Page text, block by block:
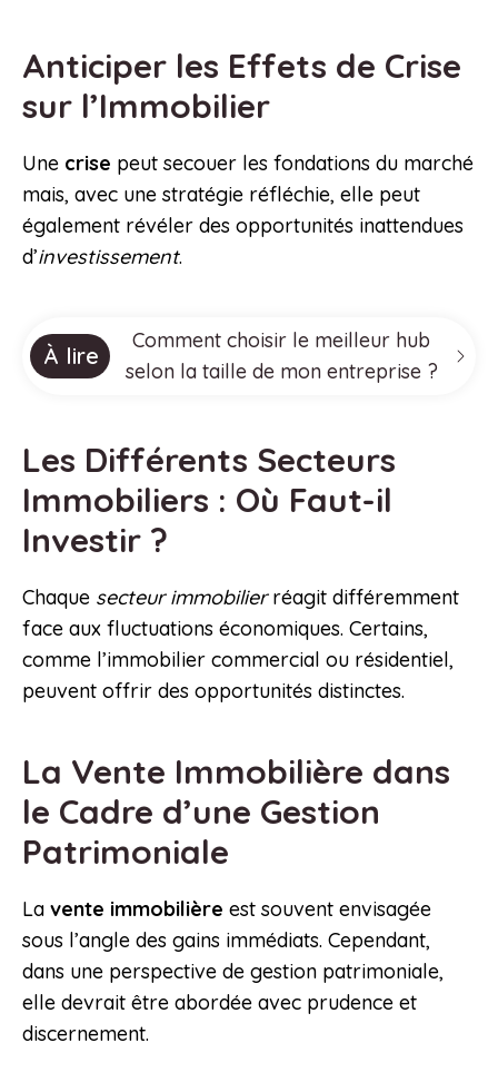
Anticiper les Effets de Crise
sur l’Immobilier
Une crise peut secouer les fondations du marché
mais, avec une stratégie réfléchie, elle peut
également révéler des opportunités inattendues
d’investissement.
À lire
Comment choisir le meilleur hub
selon la taille de mon entreprise ?
Les Différents Secteurs
Immobiliers : Où Faut-il
Investir ?
Chaque secteur immobilierréagit différemment
face aux fluctuations économiques. Certains,
comme l’immobilier commercial ou résidentiel,
peuvent offrir des opportunités distinctes.
La Vente Immobilière dans
le Cadre d’une Gestion
Patrimoniale
La vente immobilière est souvent envisagée
sous l’angle des gains immédiats. Cependant,
dans une perspective de gestion patrimoniale,
elle devrait être abordée avec prudence et
discernement.